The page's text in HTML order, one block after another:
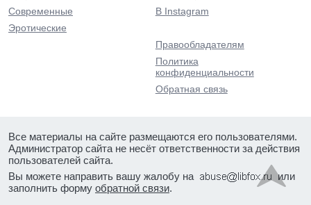
Современные
Эротические
В Instagram
Правообладателям
Политика
конфиденциальности
Обратная связь
Все материалы на сайте размещаются его пользователями.
Администратор сайта не несёт ответственности за действия
пользователей сайта.
Вы можете направить вашу жалобу на
или
заполнить форму обратной связи.